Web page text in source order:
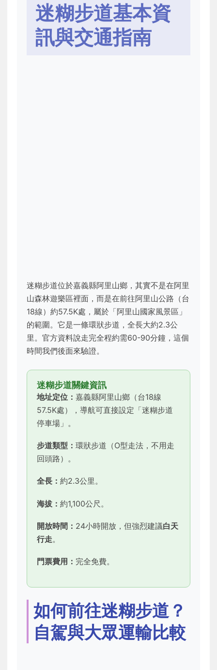
迷糊步道基本資
訊與交通指南
迷糊步道位於嘉義縣阿里山鄉，其實不是在阿里
山森林遊樂區裡面，而是在前往阿里山公路（台
18線）約57.5K處，屬於「阿里山國家風景區」
的範圍。它是一條環狀步道，全長大約2.3公
里。官方資料說走完全程約需60-90分鐘，這個
時間我們後面來驗證。
迷糊步道關鍵資訊
地址定位： 嘉義縣阿里山鄉（台18線
57.5K處），導航可直接設定「迷糊步道
停車場」。
步道類型： 環狀步道（O型走法，不用走
回頭路）。
全長： 約2.3公里。
海拔： 約1,100公尺。
開放時間： 24小時開放，但強烈建議白天
行走。
門票費用： 完全免費。
如何前往迷糊步道？
自駕與大眾運輸比較